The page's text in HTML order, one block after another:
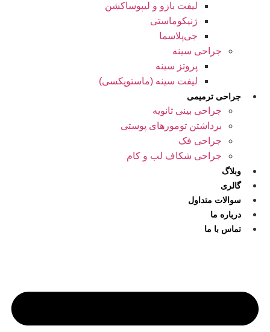
لیفت بازو و لیپوساکشن
ژنیکوماستی
جی‌پلاسما
جراحی سینه
پروتز سینه
لیفت سینه (ماستوپکسی)
جراحی ترمیمی
جراحی بینی ثانویه
برداشتن تومورهای پوستی
جراحی فک
جراحی شکاف لب و کام
وبلاگ
گالری
سوالات متداول
درباره ما
تماس با ما